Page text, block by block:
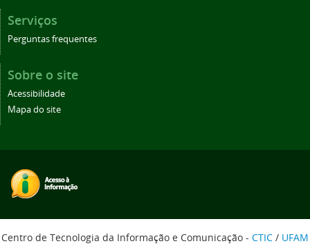
Serviços
Perguntas frequentes
Sobre o site
Acessibilidade
Mapa do site
Centro de Tecnologia da Informação e Comunicação - CTIC / UFAM